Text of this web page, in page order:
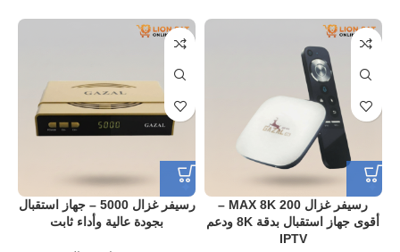
رسيفر غزال 200 MAX 8K –
أقوى جهاز استقبال بدقة 8K ودعم
IPTV
رسيفر غزال 5000 – جهاز استقبال
بجودة عالية وأداء ثابت